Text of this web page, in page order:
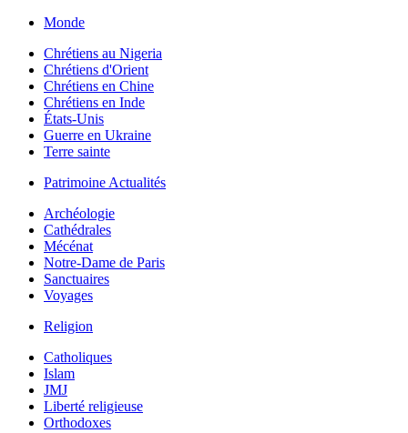
Monde
Chrétiens au Nigeria
Chrétiens d'Orient
Chrétiens en Chine
Chrétiens en Inde
États-Unis
Guerre en Ukraine
Terre sainte
Patrimoine Actualités
Archéologie
Cathédrales
Mécénat
Notre-Dame de Paris
Sanctuaires
Voyages
Religion
Catholiques
Islam
JMJ
Liberté religieuse
Orthodoxes